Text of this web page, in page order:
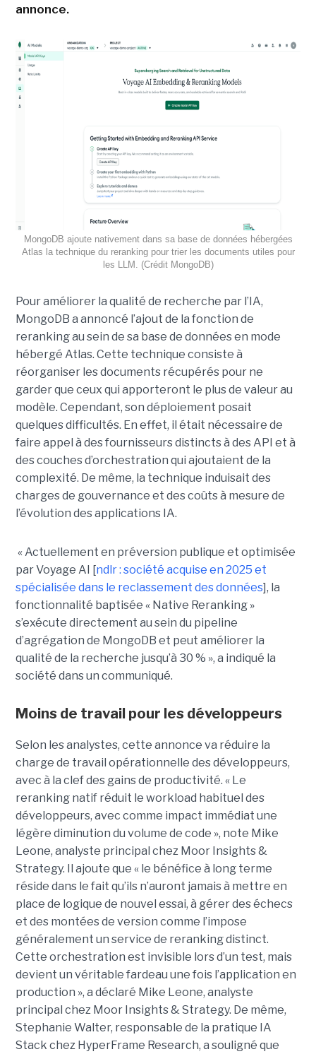
annonce.
MongoDB ajoute nativement dans sa base de données hébergées
Atlas la technique du reranking pour trier les documents utiles pour
les LLM. (Crédit MongoDB)
Pour améliorer la qualité de recherche par l’IA,
MongoDB a annoncé l’ajout de la fonction de
reranking au sein de sa base de données en mode
hébergé Atlas. Cette technique consiste à
réorganiser les documents récupérés pour ne
garder que ceux qui apporteront le plus de valeur au
modèle. Cependant, son déploiement posait
quelques difficultés. En effet, il était nécessaire de
faire appel à des fournisseurs distincts à des API et à
des couches d’orchestration qui ajoutaient de la
complexité. De même, la technique induisait des
charges de gouvernance et des coûts à mesure de
l’évolution des applications IA.
« Actuellement en préversion publique et optimisée
par Voyage AI [ndlr : société acquise en 2025 et
spécialisée dans le reclassement des données], la
fonctionnalité baptisée « Native Reranking »
s’exécute directement au sein du pipeline
d’agrégation de MongoDB et peut améliorer la
qualité de la recherche jusqu’à 30 % », a indiqué la
société dans un communiqué.
Moins de travail pour les développeurs
Selon les analystes, cette annonce va réduire la
charge de travail opérationnelle des développeurs,
avec à la clef des gains de productivité. « Le
reranking natif réduit le workload habituel des
développeurs, avec comme impact immédiat une
légère diminution du volume de code », note Mike
Leone, analyste principal chez Moor Insights &
Strategy. Il ajoute que « le bénéfice à long terme
réside dans le fait qu’ils n’auront jamais à mettre en
place de logique de nouvel essai, à gérer des échecs
et des montées de version comme l’impose
généralement un service de reranking distinct.
Cette orchestration est invisible lors d’un test, mais
devient un véritable fardeau une fois l’application en
production », a déclaré Mike Leone, analyste
principal chez Moor Insights & Strategy. De même,
Stephanie Walter, responsable de la pratique IA
Stack chez HyperFrame Research, a souligné que